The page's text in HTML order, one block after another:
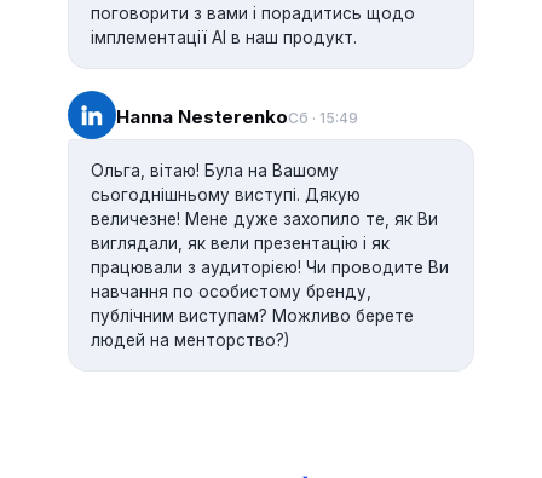
поговорити з вами і порадитись щодо
імплементації AI в наш продукт.
Hanna NesterenkoСб · 15:49
Ольга, вітаю! Була на Вашому
сьогоднішньому виступі. Дякую
величезне! Мене дуже захопило те, як Ви
виглядали, як вели презентацію і як
працювали з аудиторією! Чи проводите Ви
навчання по особистому бренду,
публічним виступам? Можливо берете
людей на менторство?)